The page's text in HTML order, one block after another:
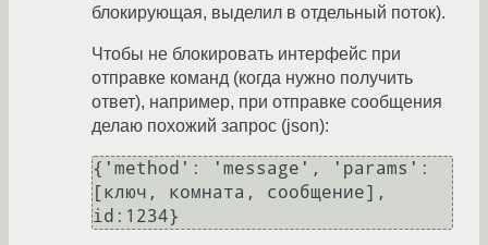
блокирующая, выделил в отдельный поток).
Чтобы не блокировать интерфейс при
отправке команд (когда нужно получить
ответ), например, при отправке сообщения
делаю похожий запрос (json):
{'method': 'message', 'params':
[ключ, комната, сообщение],
id:1234}